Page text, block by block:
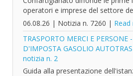
operatori e imprese del settore
06.08.26 | Notizia n. 7260 |
TRASPORTO MERCI E PERSONE
D'IMPOSTA GASOLIO
notizia n. 2
Guida alla presentazione